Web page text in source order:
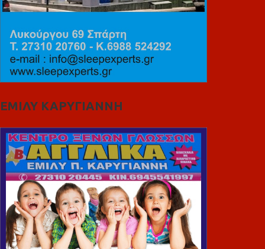
ΕΜΙΛΥ ΚΑΡΥΓΙΑΝΝΗ